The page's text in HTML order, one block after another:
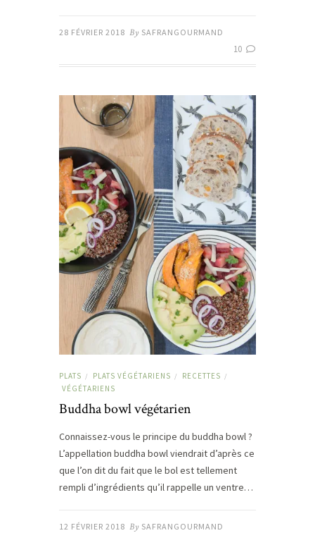
28 FÉVRIER 2018 By SAFRANGOURMAND
10
PLATS / PLATS VÉGÉTARIENS / RECETTES /
VÉGÉTARIENS
Buddha bowl végétarien
Connaissez-vous le principe du buddha bowl ?
L’appellation buddha bowl viendrait d’après ce
que l’on dit du fait que le bol est tellement
rempli d’ingrédients qu’il rappelle un ventre…
12 FÉVRIER 2018 By SAFRANGOURMAND